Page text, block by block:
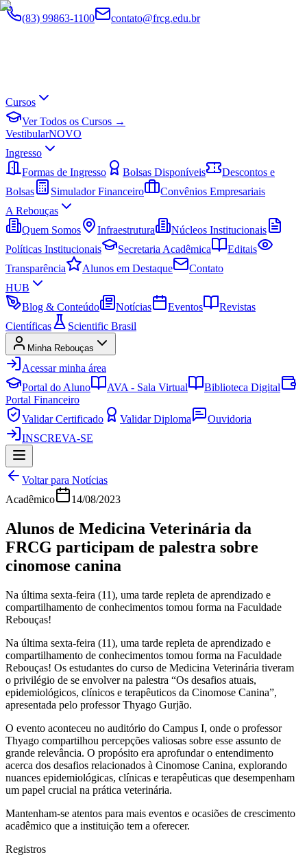
(83) 99863-1100 contato@frcg.edu.br
Cursos
Ver Todos os Cursos →
VestibularNOVO
Ingresso
Formas de Ingresso
Bolsas Disponíveis
Descontos e
Bolsas
Simulador Financeiro
Convênios Empresariais
A Rebouças
Quem Somos
Infraestrutura
Núcleos Institucionais
Políticas Institucionais
Secretaria Acadêmica
Editais
Transparência
Alunos em Destaque
Contato
HUB
Blog & Conteúdo
Notícias Eventos
Revistas
Científicas
Scientific Brasil
Minha Rebouças
Acessar minha área
Portal do Aluno
AVA - Sala Virtual
Biblioteca Digital
Portal Financeiro
Validar Certificado
Validar Diploma
Ouvidoria
INSCREVA-SE
Voltar para Notícias
Acadêmico
14/08/2023
Alunos de Medicina Veterinária da
FRCG participam de palestra sobre
cinomose canina
Na última sexta-feira (11), uma tarde repleta de aprendizado e
compartilhamento de conhecimentos tomou forma na Faculdade
Rebouças!
Na última sexta-feira (11), uma tarde repleta de aprendizado e
compartilhamento de conhecimentos tomou forma na Faculdade
Rebouças! Os estudantes do curso de Medicina Veterinária tiveram
o privilégio de se envolver na palestra “Os desafios atuais,
epidemiológicos, clínicos e terapêuticos da Cinomose Canina”,
apresentada pelo professor Thyago Gurjão.
O evento aconteceu no auditório do Campus I, onde o professor
Thyago compartilhou percepções valiosas sobre esse assunto de
grande relevância. O propósito era aprofundar o entendimento
acerca dos desafios relacionados à Cinomose Canina, explorando
nuances epidemiológicas, clínicas e terapêuticas que desempenham
um papel crucial na prática veterinária.
Mantenham-se atentos para mais eventos e ocasiões de crescimento
acadêmico que a instituição tem a oferecer.
Registros